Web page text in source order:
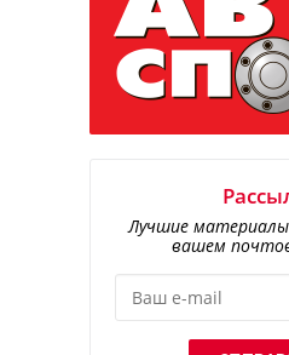
Лучшие
вашем